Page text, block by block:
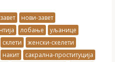
нови-завет
лобање
уљанице
склети
женски-скелети
накит
сакрална-проституција